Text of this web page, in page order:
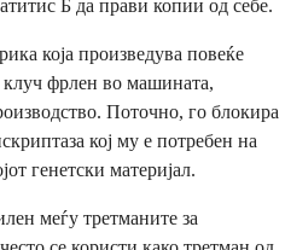
Б да прави копии од себе.
која произведува повеќе
фрлен во машината,
Поточно, го блокира
кој му е потребен на
генетски материјал.
меѓу третманите за